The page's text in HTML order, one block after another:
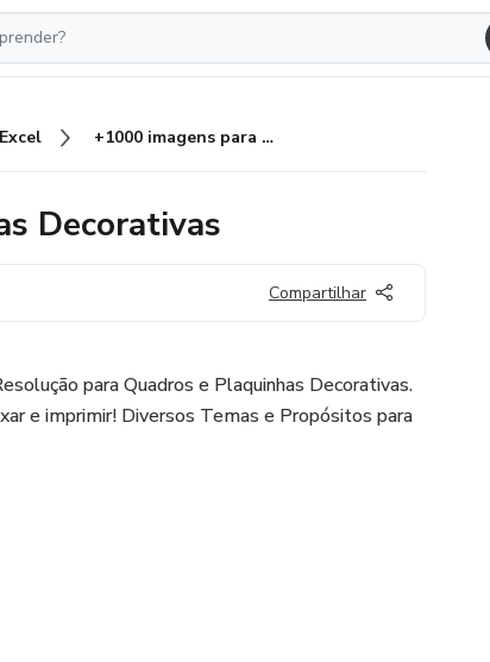
Excel +1000 imagens para Quadros / Placas Decorativas
Decorativas
Compartilhar
para Quadros e Plaquinhas Decorativas.
e imprimir! Diversos Temas e Propósitos para